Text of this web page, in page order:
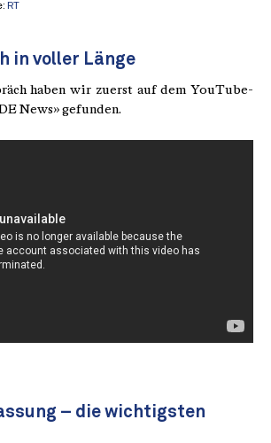
RT
in voller Länge
haben wir zuerst auf dem YouTube-
News» gefunden.
– die wichtigsten